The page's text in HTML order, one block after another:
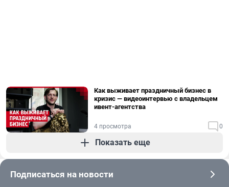
Как выживает праздничный бизнес в
кризис — видеоинтервью с владельцем
ивент-агентства
4 просмотра 0
Показать еще
Подписаться на новости